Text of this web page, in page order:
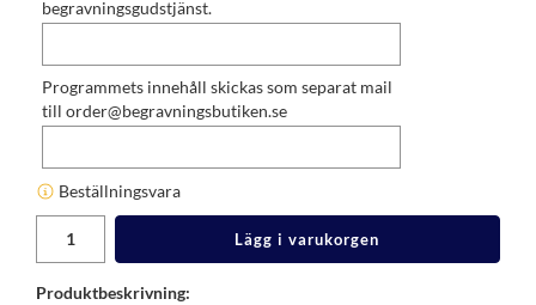
begravningsgudstjänst.
Programmets innehåll skickas som separat mail
till order@begravningsbutiken.se
Beställningsvara
Lägg i varukorgen
Produktbeskrivning: